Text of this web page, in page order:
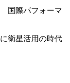
国際パフォーマ
衛星活用の時代